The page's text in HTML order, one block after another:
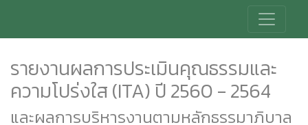
รายงานผลการประเมินคุณธรรมและ
ความโปร่งใส (ITA) ปี 2560 - 2564
และผลการบริหารงานตามหลักธรรมาภิบาล